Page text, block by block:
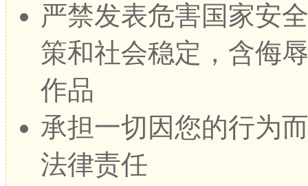
严禁发表危害国家安
策和社会稳定，含侮
作品
承担一切因您的行为
法律责任